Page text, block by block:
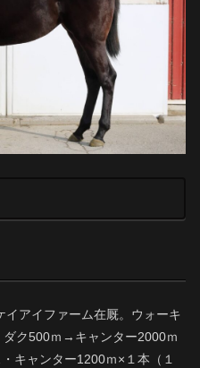
イアイファーム在厩。ウォーキ
ダク500ｍ→キャンター2000ｍ
キャンター1200ｍ×１本（１